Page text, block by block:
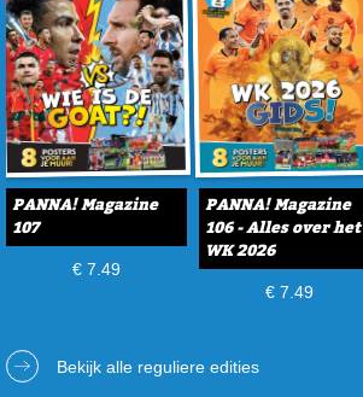
PANNA! Magazine
107
€ 7.49
PANNA! Magazine
106 - Alles over het
WK 2026
€ 7.49
Bekijk alle reguliere edities